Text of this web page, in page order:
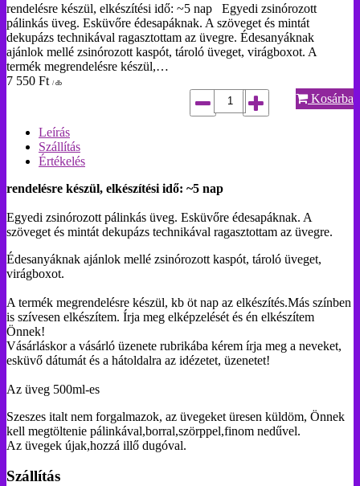
rendelésre készül, elkészítési idő: ~5 nap Egyedi zsinórozott
pálinkás üveg. Esküvőre édesapáknak. A szöveget és mintát
dekupázs technikával ragasztottam az üvegre. Édesanyáknak
ajánlok mellé zsinórozott kaspót, tároló üveget, virágboxot. A
termék megrendelésre készül,…
7 550 Ft / db
Kosárba
Leírás
Szállítás
Értékelés
rendelésre készül, elkészítési idő: ~5 nap
Egyedi zsinórozott pálinkás üveg. Esküvőre édesapáknak. A
szöveget és mintát dekupázs technikával ragasztottam az üvegre.
Édesanyáknak ajánlok mellé zsinórozott kaspót, tároló üveget,
virágboxot.
A termék megrendelésre készül, kb öt nap az elkészítés.Más színben
is szívesen elkészítem. Írja meg elképzelését és én elkészítem
Önnek!
Vásárláskor a vásárló üzenete rubrikába kérem írja meg a neveket,
esküvő dátumát és a hátoldalra az idézetet, üzenetet!
Az üveg 500ml-es
Szeszes italt nem forgalmazok, az üvegeket üresen küldöm, Önnek
kell megtöltenie pálinkával,borral,szörppel,finom nedűvel.
Az üvegek újak,hozzá illő dugóval.
Szállítás